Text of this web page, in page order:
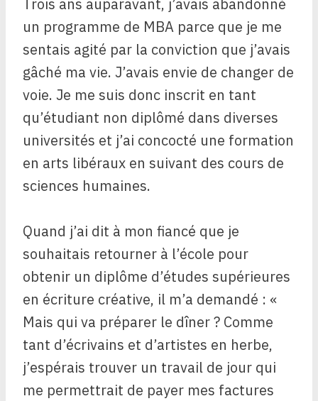
Trois ans auparavant, j’avais abandonné
un programme de MBA parce que je me
sentais agité par la conviction que j’avais
gâché ma vie. J’avais envie de changer de
voie. Je me suis donc inscrit en tant
qu’étudiant non diplômé dans diverses
universités et j’ai concocté une formation
en arts libéraux en suivant des cours de
sciences humaines.
Quand j’ai dit à mon fiancé que je
souhaitais retourner à l’école pour
obtenir un diplôme d’études supérieures
en écriture créative, il m’a demandé : «
Mais qui va préparer le dîner ? Comme
tant d’écrivains et d’artistes en herbe,
j’espérais trouver un travail de jour qui
me permettrait de payer mes factures